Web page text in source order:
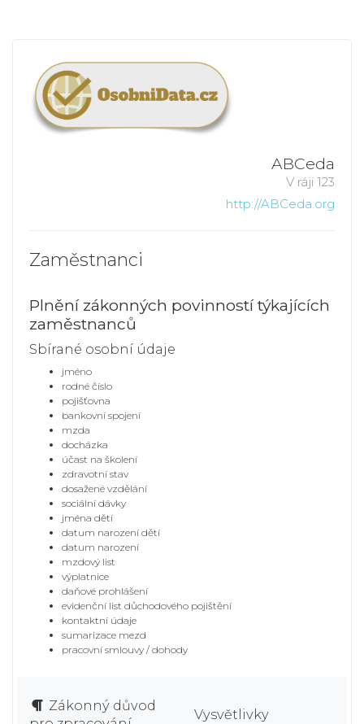
ABCeda
V ráji 123
http://ABCeda.org
Zaměstnanci
Plnění zákonných povinností týkajících
zaměstnanců
Sbírané osobní údaje
jméno
rodné číslo
pojišťovna
bankovní spojení
mzda
docházka
účast na školení
zdravotní stav
dosažené vzdělání
sociální dávky
jména dětí
datum narození dětí
datum narození
mzdový list
výplatnice
daňové prohlášení
evidenční list důchodového pojištění
kontaktní údaje
sumarizace mezd
pracovní smlouvy / dohody
Zákonný důvod
Vysvětlivky